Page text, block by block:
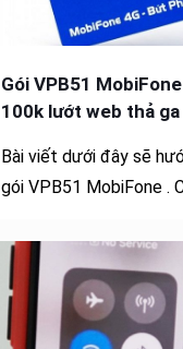
Gói VPB51
100k lướt web thả ga
Bài viết dưới đây sẽ
gói VPB51 MobiFone .